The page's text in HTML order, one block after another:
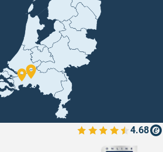
4.68
Bekijk de verfplaza